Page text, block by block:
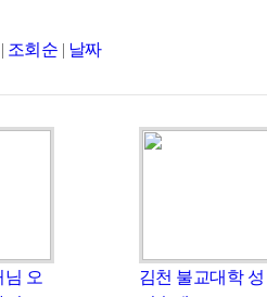
조회순 | 날짜
님 오
김천 불교대학 성